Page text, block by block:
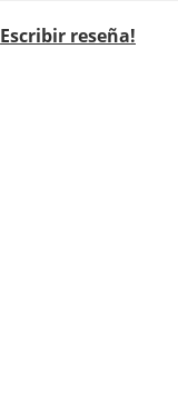
Escribir reseña!